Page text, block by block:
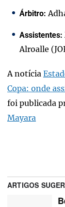
Árbitro:
Assistentes:
Alroalle
A notícia
Copa: onde
foi publicada
Mayara